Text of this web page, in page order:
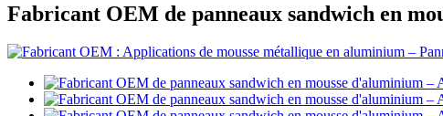
Fabricant OEM de panneaux sandwich en